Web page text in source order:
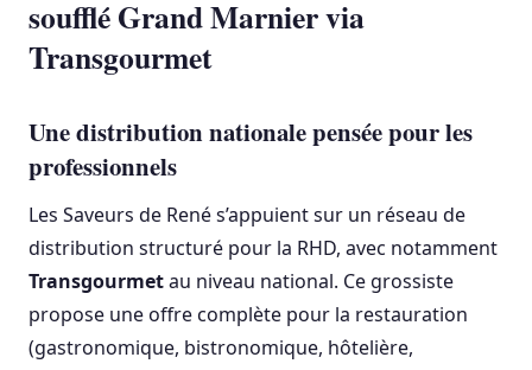
soufflé Grand Marnier via
Transgourmet
Une distribution nationale pensée pour les
professionnels
Les Saveurs de René s’appuient sur un réseau de
distribution structuré pour la RHD, avec notamment
Transgourmetau niveau national. Ce grossiste
propose une offre complète pour la restauration
(gastronomique, bistronomique, hôtelière,